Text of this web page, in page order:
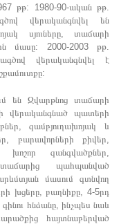
թթ: 1980-90-ական թթ.
վերականգնվել են
սյուները, տաճարի
մասը: 2000-2003 թթ.
վերականգնվել է
են Զվարթնոց տաճարի
վերականգնած պատերի
զամբյուղախոյակ և
բարավորների քիվեր,
զանգվածքներ,
պահպանված
մասում գտնվող
խցերը, բաղնիքը, 4-5րդ
հնձանը, ինչպես նաև
հայտնաբերված